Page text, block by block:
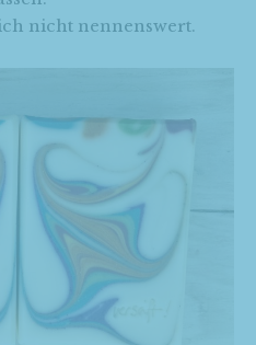
nicht nennenswert.